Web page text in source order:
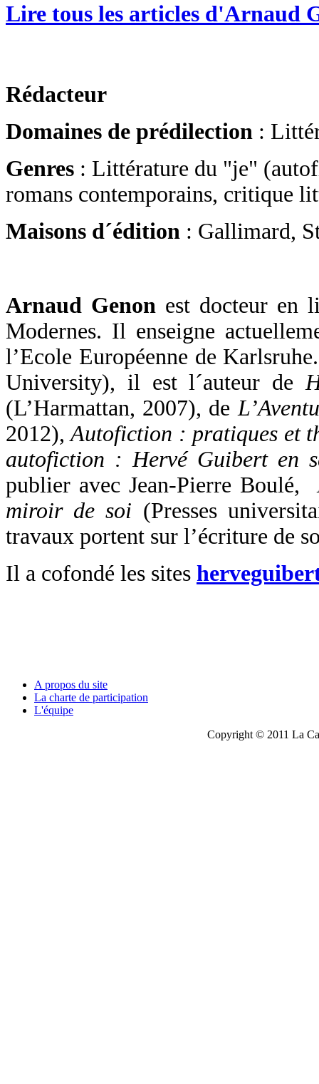
Lire tous les articles d'Arnaud
Rédacteur
Domaines de prédilection :
Genres : Littérature du "je"
romans contemporains, critique
Maisons d´édition : Gallimard,
Arnaud Genon est docteur en
Modernes. Il enseigne
l’Ecole Européenne de
University), il est l´auteur de
(L’Harmattan, 2007), de
2012),Autofiction : pratiques et
autofiction : Hervé Guibert en
publier avec Jean-Pierre Boulé,
miroir de soi (Presses
travaux portent sur l’écriture de
Il a cofondé les sites
A propos du site
La charte de participation
L'équipe
Copyright © 2011 La